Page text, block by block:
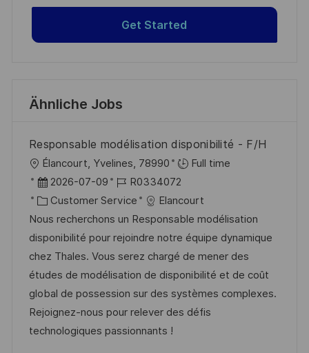
Get Started
Ähnliche Jobs
Responsable modélisation disponibilité - F/H
O
r
t
Élancourt, Yvelines, 78990
Full time
D
a
t
u
m
d
e
r
V
2026-07-09
J
o
b
-
I
D
R0334072
K
a
t
e
g
o
r
i
Customer Service
Elancourt
Nous recherchons un Responsable modélisation
disponibilité pour rejoindre notre équipe dynamique
chez Thales. Vous serez chargé de mener des
études de modélisation de disponibilité et de coût
global de possession sur des systèmes complexes.
Rejoignez-nous pour relever des défis
technologiques passionnants !